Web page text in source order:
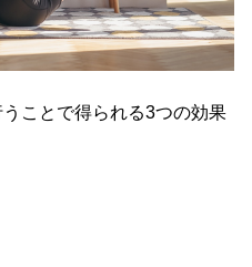
ことで得られる3つの効果